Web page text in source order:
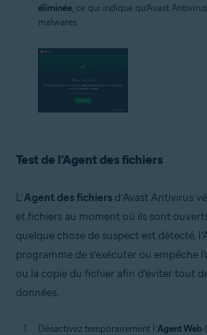
éliminée , ce qui indique qu’Avast
malwares.
Test de l’Agent des fichiers
L’Agent des fichiers d’Avast Antivirus
et fichiers au moment où ils sont
quelque chose de suspect est détecté,
programme de s’exécuter ou empêche
ou la copie du fichier afin d’éviter tout
données.
Désactivez temporairement l’Agent Web (